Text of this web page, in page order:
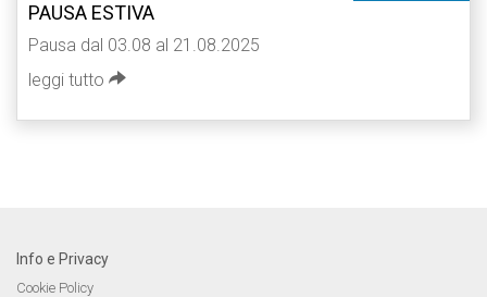
PAUSA ESTIVA
Pausa dal 03.08 al 21.08.2025
leggi tutto
Info e Privacy
Cookie Policy